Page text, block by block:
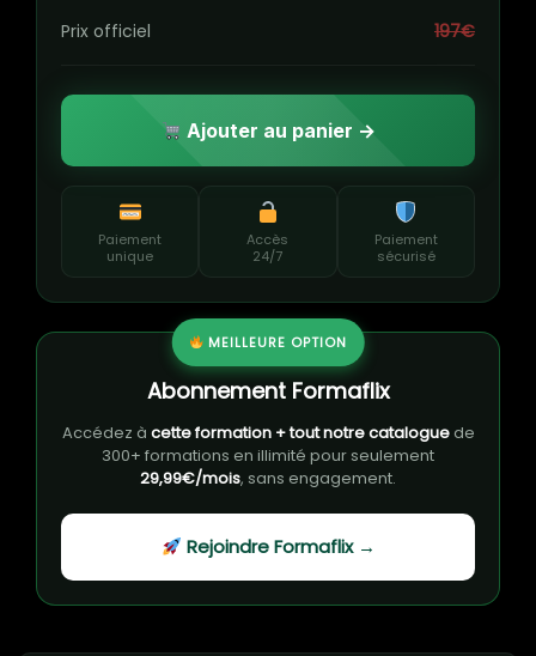
Prix officiel 197€
Ajouter au panier →
Paiement
unique
Accès
24/7
Paiement
sécurisé
MEILLEURE OPTION
Abonnement Formaflix
Accédez à cette formation + tout notre cataloguede
300+ formations en illimité pour seulement
29,99€/mois, sans engagement.
Rejoindre Formaflix →